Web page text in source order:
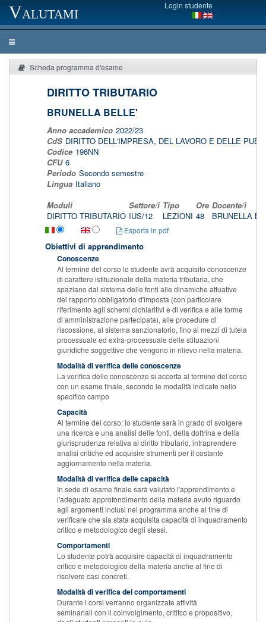
Valutami Login studente
Scheda programma d'esame
DIRITTO TRIBUTARIO
BRUNELLA BELLE'
Anno accademico 2022/23
CdS DIRITTO DELL'IMPRESA, DEL LAVORO E DELLE
Codice 196NN
CFU 6
Periodo Secondo semestre
Lingua Italiano
Moduli
Settore/i Tipo Ore Docente/i
DIRITTO TRIBUTARIO IUS/12 LEZIONI 48 BRUNELLA
Esporta in pdf
Obiettivi di apprendimento
Conoscenze
Al termine del corso lo studente avrà acquisito conoscenze
di carattere istituzionale della materia tributaria, che
spaziano dal sistema delle fonti alle dinamiche attuative
del rapporto obbligatorio d'imposta (con particolare
riferimento agli schemi dichiaritivi e di verifica e alle forme
di amministrazione partecipata), alle procedure di
riscossione, al sistema sanzionatorio, fino ai mezzi di tutela
processuale ed extra-processuale delle stituazioni
giuridiche soggettive che vengono in rilievo nella materia.
Modalità di verifica delle conoscenze
La verifica delle conoscenze si accerta al termine del corso
con un esame finale, secondo le modalità indicate nello
specifico campo
Capacità
Al termine del corso: lo studente sarà in grado di svolgere
una ricerca e una analisi delle fonti, della dottrina e della
giurisprudenza relativa al diritto tributario, intraprendere
analisi critiche ed acquisire strumenti per il costante
aggiornamento nella materia.
Modalità di verifica delle capacità
In sede di esame finale sarà valutato l'apprendimento e
l'adeguato approfondimento della materia avuto riguardo
agli argomenti inclusi nel programma anche al fine di
verificare che sia stata acquisita capacità di inquadramento
critico e metodologico degli stessi.
Comportamenti
Lo studente potrà acquisire capacità di inquadramento
critico e metodologico della materia anche al fine di
risolvere casi concreti.
Modalità di verifica dei comportamenti
Durante i corsi verranno organizzate attività
seminariali con il coinvolgimento, crititco e propositivo,